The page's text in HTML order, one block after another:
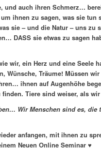
auch ihren Schmerz…
ihnen zu sagen, was sie tun
sie – und die Natur – uns zu
DASS sie etwas zu sagen
wir, ein Herz und eine Seele
Wünsche, Träume! Müssen
ihnen auf Augenhöhe
Tiere sind weiser, als
Wir Menschen sind es, die
anfangen, mit ihnen zu
Neuen Online Seminar ♥